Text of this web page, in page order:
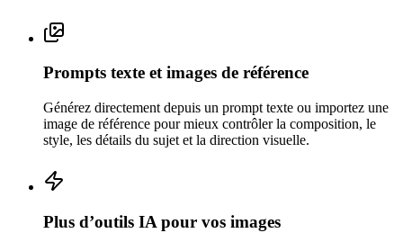
Prompts texte et images de référence
Générez directement depuis un prompt texte ou importez une
image de référence pour mieux contrôler la composition, le
style, les détails du sujet et la direction visuelle.
Plus d’outils IA pour vos images